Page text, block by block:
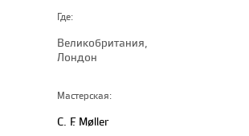
Где:
Великобритания,
Лондон
Мастерская:
C. F. Møller